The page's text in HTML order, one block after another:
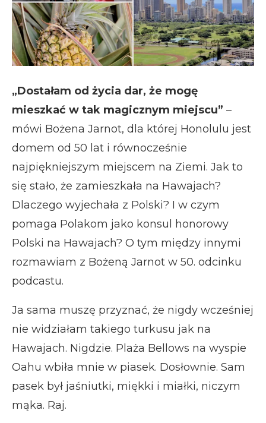
„Dostałam od życia dar, że mogę
mieszkać w tak magicznym miejscu” –
mówi Bożena Jarnot, dla której Honolulu jest
domem od 50 lat i równocześnie
najpiękniejszym miejscem na Ziemi. Jak to
się stało, że zamieszkała na Hawajach?
Dlaczego wyjechała z Polski? I w czym
pomaga Polakom jako konsul honorowy
Polski na Hawajach? O tym między innymi
rozmawiam z Bożeną Jarnot w 50. odcinku
podcastu.
Ja sama muszę przyznać, że nigdy wcześniej
nie widziałam takiego turkusu jak na
Hawajach. Nigdzie. Plaża Bellows na wyspie
Oahu wbiła mnie w piasek. Dosłownie. Sam
pasek był jaśniutki, miękki i miałki, niczym
mąka. Raj.